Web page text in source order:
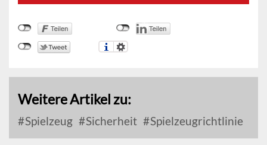
Weitere Artikel zu:
Spielzeug Sicherheit Spielzeugrichtlinie